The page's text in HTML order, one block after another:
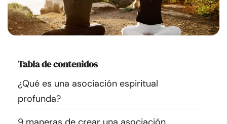
Ayuda
Cursos
Recursos
Comunidad
Tabla de contenidos
¿Qué es una asociación espiritual
profunda?